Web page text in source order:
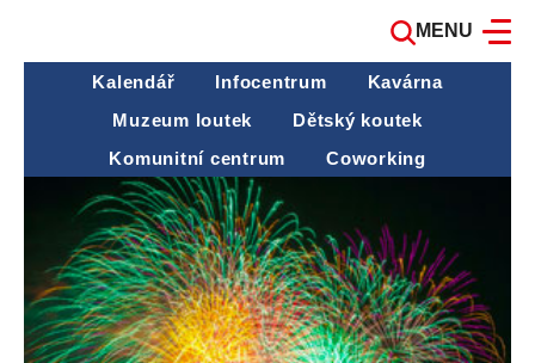
MENU
Kalendář Infocentrum
Kavárna
Muzeum loutek
Dětský koutek
Komunitní centrum
Coworking